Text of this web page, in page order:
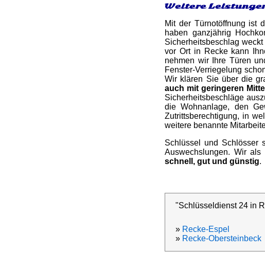
Weitere
Mit der Türnotöffnung ist
haben ganzjährig
Sicherheitsbeschlag
vor Ort in Recke kann
nehmen wir Ihre Türen
Fenster-Verriegelung
Wir klären Sie über die
auch mit geringeren
Sicherheitsbeschläge
die Wohnanlage, den
Zutrittsberechtigung, in
weitere benannte
Schlüssel und Schlösser
Auswechslungen. Wir
schnell, gut und günstig.
"Schlüsseldienst 24 in
» Recke-Espel
» Recke-Obersteinbeck